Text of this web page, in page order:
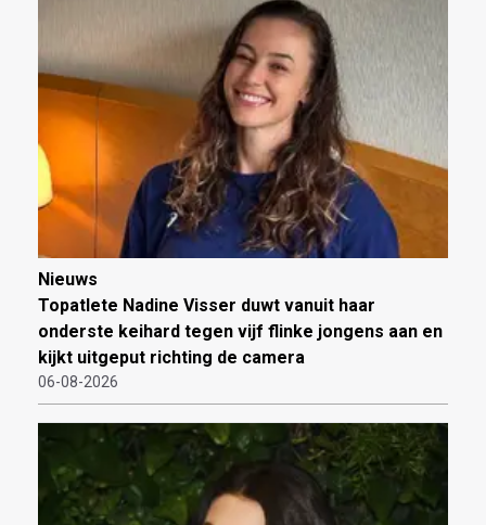
Nieuws
Topatlete Nadine Visser duwt vanuit haar
onderste keihard tegen vijf flinke jongens aan en
kijkt uitgeput richting de camera
06-08-2026